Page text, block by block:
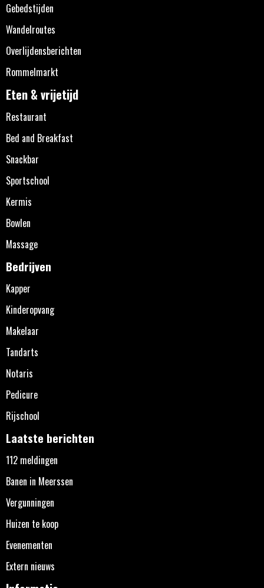
Gebedstijden
Wandelroutes
Overlijdensberichten
Rommelmarkt
Eten & vrijetijd
Restaurant
Bed and Breakfast
Snackbar
Sportschool
Kermis
Bowlen
Massage
Bedrijven
Kapper
Kinderopvang
Makelaar
Tandarts
Notaris
Pedicure
Rijschool
Laatste berichten
112 meldingen
Banen in Meerssen
Vergunningen
Huizen te koop
Evenementen
Extern nieuws